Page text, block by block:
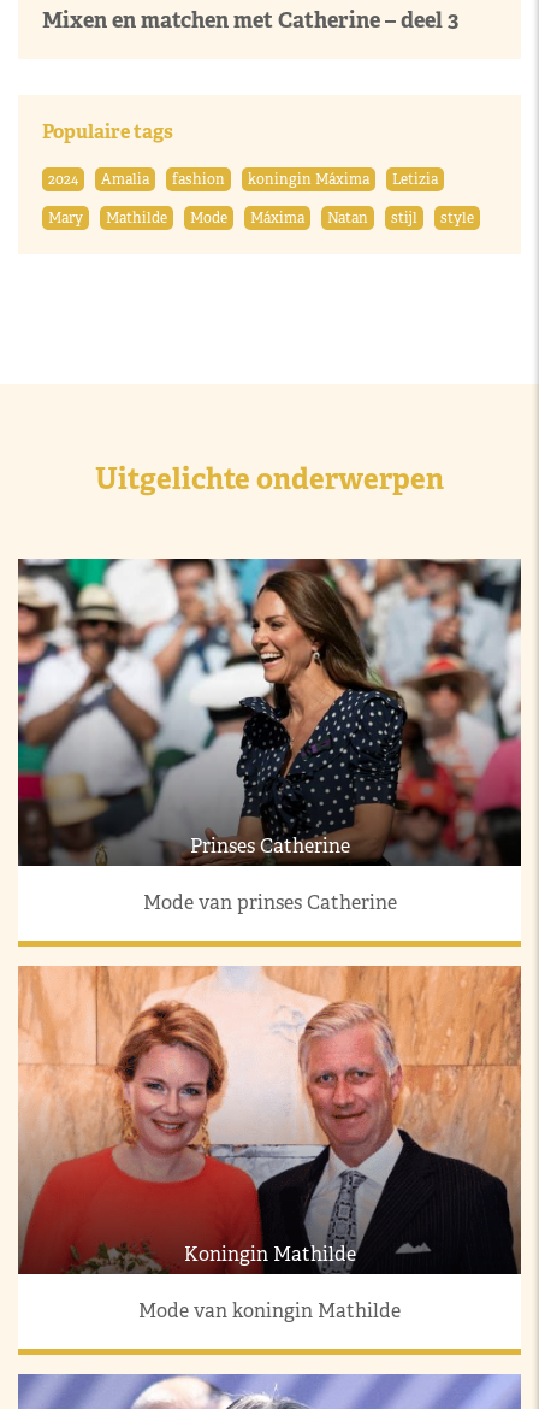
Mixen en matchen met Catherine – deel 3
Populaire tags
2024 Amalia fashion koningin Máxima
Letizia
Mary
Mathilde Mode Máxima Natan stijl style
Uitgelichte onderwerpen
Prinses Catherine
Mode van prinses Catherine
Koningin Mathilde
Mode van koningin Mathilde